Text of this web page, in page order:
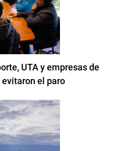
UTA y empresas de
el paro